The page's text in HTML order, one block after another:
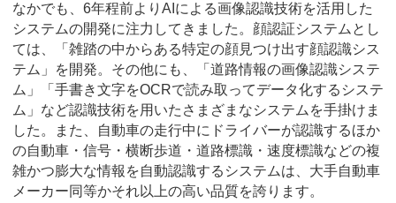
なかでも、6年程前よりAIによる画像認識技術を活用した
システムの開発に注力してきました。顔認証システムとし
ては、「雑踏の中からある特定の顔見つけ出す顔認識シス
テム」を開発。その他にも、「道路情報の画像認識システ
ム」「手書き文字をOCRで読み取ってデータ化するシステ
ム」など認識技術を用いたさまざまなシステムを手掛けま
した。また、自動車の走行中にドライバーが認識するほか
の自動車・信号・横断歩道・道路標識・速度標識などの複
雑かつ膨大な情報を自動認識するシステムは、大手自動車
メーカー同等かそれ以上の高い品質を誇ります。